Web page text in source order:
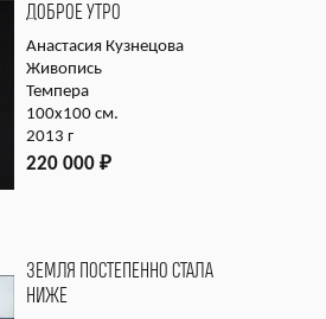
ДОБРОЕ УТРО
Анастасия Кузнецова
Живопись
Темпера
100х100 см.
2013 г
220 000 ₽
ЗЕМЛЯ ПОСТЕПЕННО СТАЛА
НИЖЕ